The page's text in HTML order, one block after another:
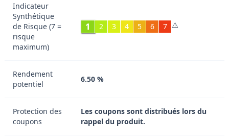
Indicateur
Synthétique
de Risque (7 =
risque
maximum)
⚠️
1 2 3 4 5 6 7
Rendement
potentiel
6.50 %
Protection des
coupons
Les coupons sont distribués lors du
rappel du produit.